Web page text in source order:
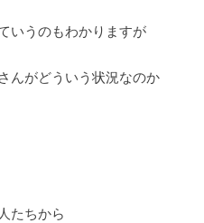
いうのもわかりますが
んがどういう状況なのか
たちから